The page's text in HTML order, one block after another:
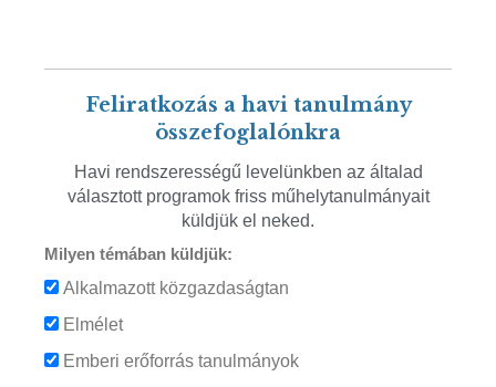
Feliratkozás a havi tanulmány
összefoglalónkra
Havi rendszerességű levelünkben az általad
választott programok friss műhelytanulmányait
küldjük el neked.
Milyen témában küldjük:
Alkalmazott közgazdaságtan
Elmélet
Emberi erőforrás tanulmányok